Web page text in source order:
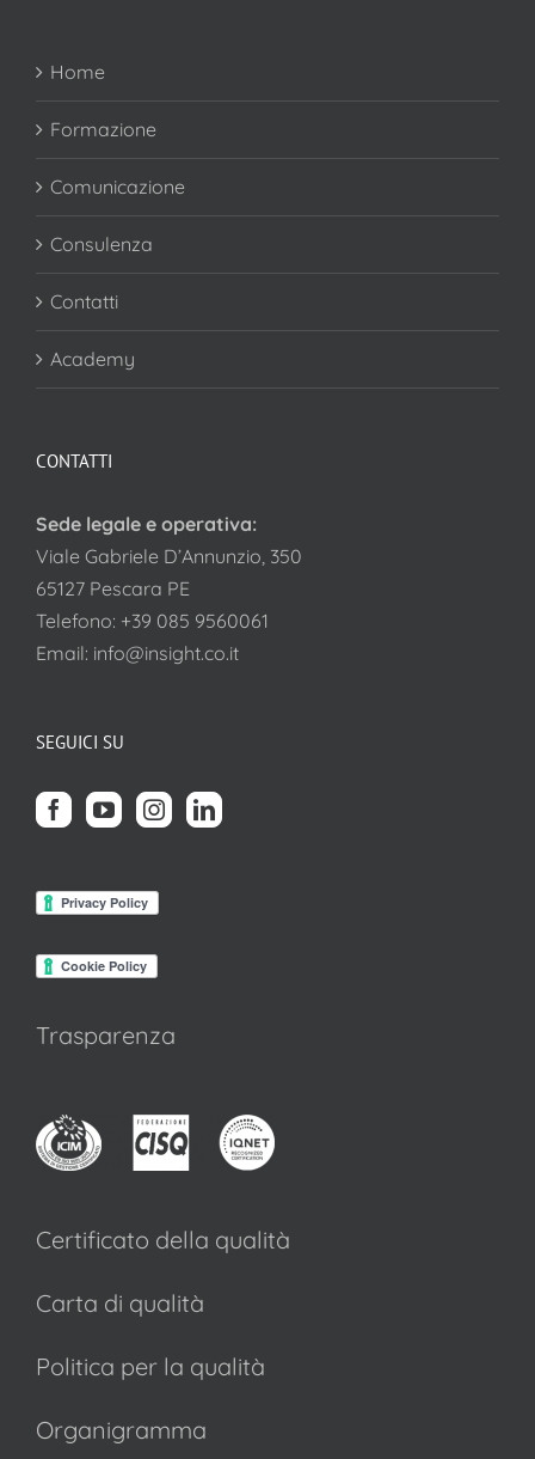
Home
Formazione
Comunicazione
Consulenza
Contatti
Academy
CONTATTI
Sede legale e operativa:
Viale Gabriele D’Annunzio, 350
65127 Pescara PE
Telefono: +39 085 9560061
Email: info@insight.co.it
SEGUICI SU
Trasparenza
Certificato della qualità
Carta di qualità
Politica per la qualità
Organigramma